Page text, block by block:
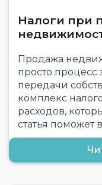
Налоги при
Продажа
просто
передачи
комплекс
расходов,
статья поможет